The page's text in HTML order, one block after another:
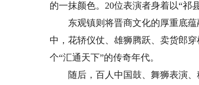
的一抹颜色。20位表演者身着以“祁
东观镇则将晋商文化的厚重底蕴
中，花轿仪仗、雄狮腾跃、卖货郎
个“汇通天下”的传奇年代。
随后，百人中国鼓、舞狮表演、